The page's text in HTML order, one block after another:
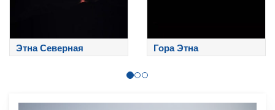
Этна Северная Гора Этна